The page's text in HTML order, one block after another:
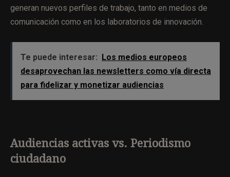
generan nuevos perfiles de trabajo, tanto en medios de
comunicación como en los laboratorios de innovación.
Te puede interesar:
Los medios europeos
desaprovechan las newsletters como vía directa
para fidelizar y monetizar audiencias
Audiencias activas vs. Periodismo
ciudadano